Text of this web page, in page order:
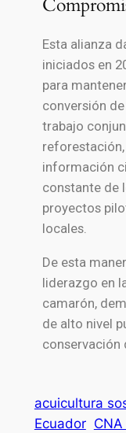
Esta alianza
iniciados en
para
conversión
trabajo
información
constante de
proyectos
locales.
De esta
liderazgo en
camarón,
de alto nivel
conservación
acuicultura
Ecuador